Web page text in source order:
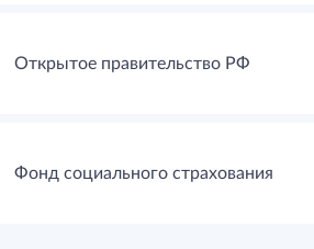
Открытое правительство РФ
Фонд социального страхования